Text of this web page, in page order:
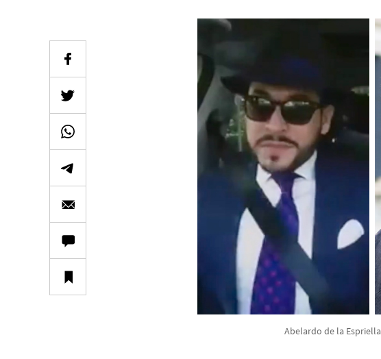
Abelardo de la